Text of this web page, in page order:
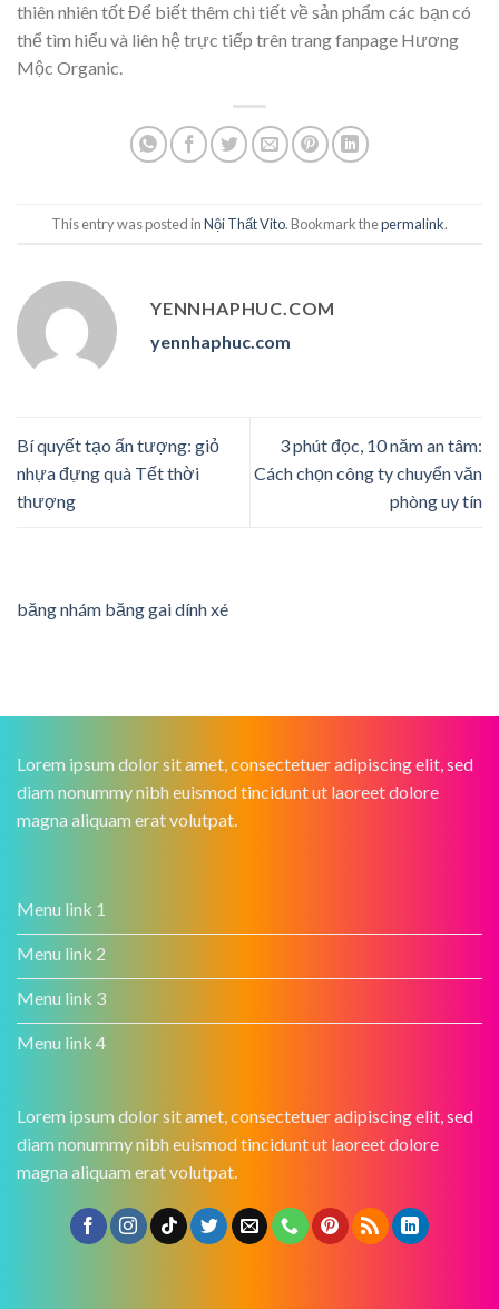
thiên nhiên tốtĐể biết thêm chi tiết về sản phẩm các bạn có
thể tìm hiểu và liên hệ trực tiếp trên trang fanpage Hương
Mộc Organic.
This entry was posted inNội Thất Vito. Bookmark thepermalink.
YENNHAPHUC.COM
yennhaphuc.com
Bí quyết tạo ấn tượng: giỏ
nhựa đựng quà Tết thời
thượng
3 phút đọc, 10 năm an tâm:
Cách chọn công ty chuyển văn
phòng uy tín
băng nhám băng gai dính xé
Lorem ipsum dolor sit amet, consectetuer adipiscing elit, sed
diam nonummy nibh euismod tincidunt ut laoreet dolore
magna aliquam erat volutpat.
Menu link 1
Menu link 2
Menu link 3
Menu link 4
Lorem ipsum dolor sit amet, consectetuer adipiscing elit, sed
diam nonummy nibh euismod tincidunt ut laoreet dolore
magna aliquam erat volutpat.